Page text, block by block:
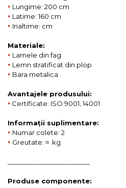
• Lungime: 200 cm
• Latime: 160 cm
• Inaltime: cm
Materiale:
• Lamele din fag
• Lemn stratificat din plop
• Bara metalica
Avantajele produsului:
• Certificate: ISO 9001, 14001
Informații suplimentare:
• Numar colete: 2
• Greutate: ≈ kg
Produse componente: